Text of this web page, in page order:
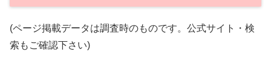
(ページ掲載データは調査時のものです。公式サイト・検
索もご確認下さい)